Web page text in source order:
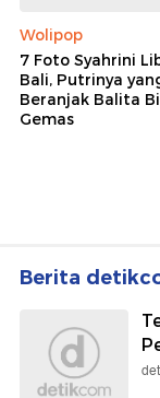
Wolipop
7 Foto Syahrini
Bali, Putrinya
Beranjak Balita
Gemas
Berita